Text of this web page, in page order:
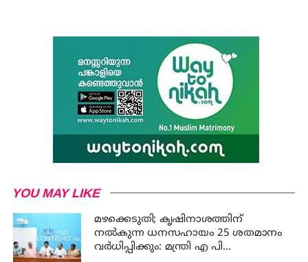
YOU MAY LIKE
മഴക്കെടുതി; കൃഷിനാശത്തിന്
നല്‍കുന്ന ധനസഹായം 25 ശതമാനം
വര്‍ധിപ്പിക്കും: മന്ത്രി എ പി